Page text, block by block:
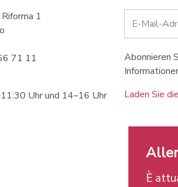
1
71 11
Uhr und 14–16 Uhr
Abonnieren
Laden Sie
È